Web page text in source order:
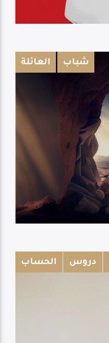
العائلة شباب
الحساب دروس